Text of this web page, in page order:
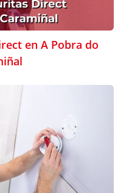
en A Pobra do